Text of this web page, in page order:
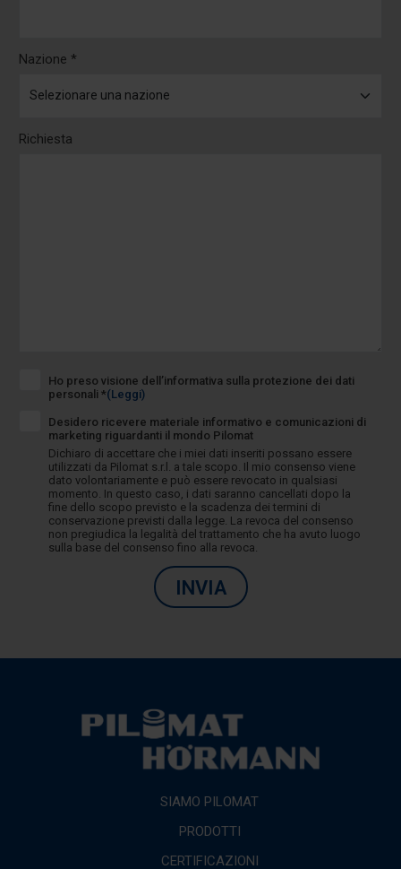
Nazione *
Richiesta
Ho preso visione dell’informativa sulla protezione dei dati
personali *(Leggi)
Desidero ricevere materiale informativo e comunicazioni di
marketing riguardanti il mondo Pilomat
Dichiaro di accettare che i miei dati inseriti possano essere
utilizzati da Pilomat s.r.l. a tale scopo. Il mio consenso viene
dato volontariamente e può essere revocato in qualsiasi
momento. In questo caso, i dati saranno cancellati dopo la
fine dello scopo previsto e la scadenza dei termini di
conservazione previsti dalla legge. La revoca del consenso
non pregiudica la legalità del trattamento che ha avuto luogo
sulla base del consenso fino alla revoca.
INVIA
SIAMO PILOMAT
PRODOTTI
CERTIFICAZIONI